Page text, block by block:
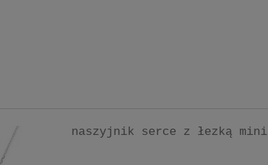
naszyjnik serce z łezką mini